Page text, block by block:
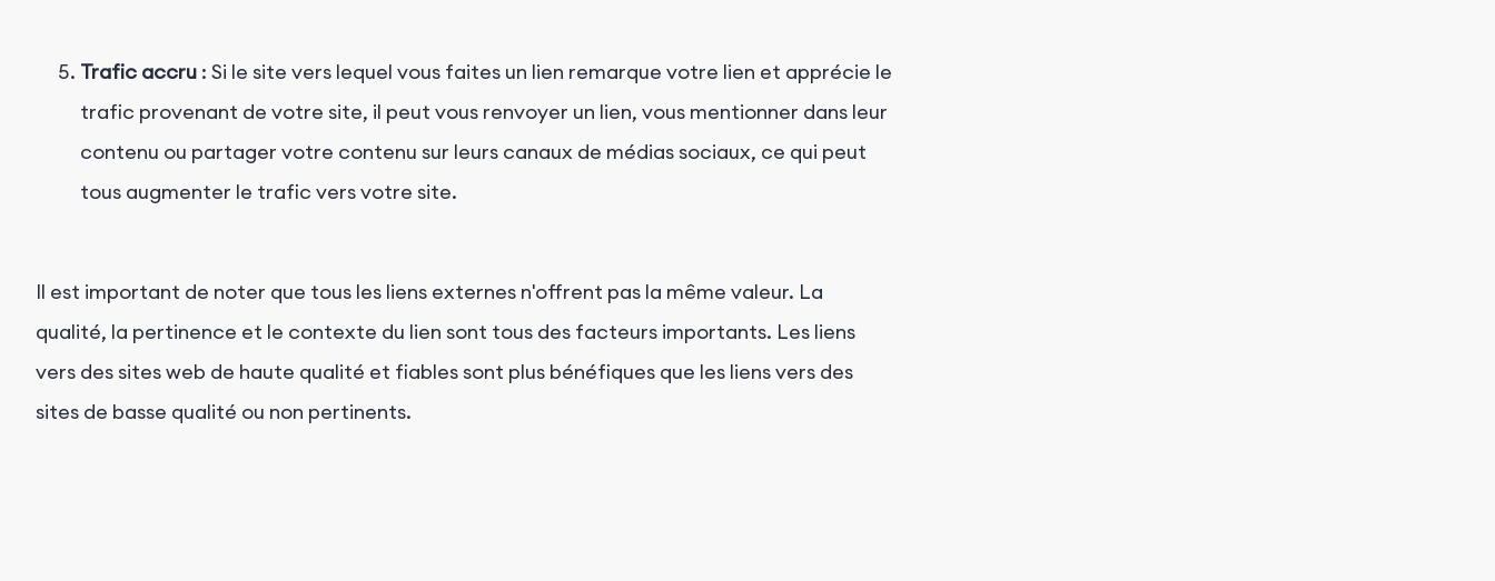
Trafic accru : Si le site vers lequel vous faites un lien remarque votre lien et apprécie le
trafic provenant de votre site, il peut vous renvoyer un lien, vous mentionner dans leur
contenu ou partager votre contenu sur leurs canaux de médias sociaux, ce qui peut
tous augmenter le trafic vers votre site.
Il est important de noter que tous les liens externes n'offrent pas la même valeur. La
qualité, la pertinence et le contexte du lien sont tous des facteurs importants. Les liens
vers des sites web de haute qualité et fiables sont plus bénéfiques que les liens vers des
sites de basse qualité ou non pertinents.